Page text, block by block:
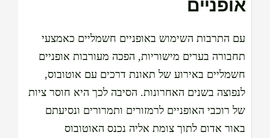
אופניים
עם התרבות השימוש באופניים חשמליים כאמצעי
תחבורה בערים מישוריות, הפכה מעורבות אופניים
חשמליים באירוע של תאונת דרכים עם אוטובוס,
לנפוצה בשנים האחרונות. הסיבה לכך היא חוסר ציות
של רוכבי האופניים לרמזורים ותמרורים ונסיעתם
באור אדום לתוך צומת אליה נכנס האוטובוס